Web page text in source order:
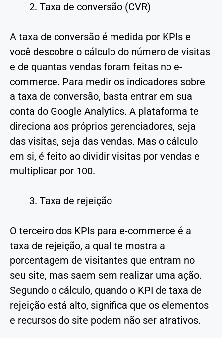
Taxa de conversão (CVR)
A taxa de conversão é medida por KPIs e
você descobre o cálculo do número de visitas
e de quantas vendas foram feitas no e-
commerce. Para medir os indicadores sobre
a taxa de conversão, basta entrar em sua
conta do Google Analytics. A plataforma te
direciona aos próprios gerenciadores, seja
das visitas, seja das vendas. Mas o cálculo
em si, é feito ao dividir visitas por vendas e
multiplicar por 100.
Taxa de rejeição
O terceiro dos KPIs para e-commerce é a
taxa de rejeição, a qual te mostra a
porcentagem de visitantes que entram no
seu site, mas saem sem realizar uma ação.
Segundo o cálculo, quando o KPI de taxa de
rejeição está alto, significa que os elementos
e recursos do site podem não ser atrativos.